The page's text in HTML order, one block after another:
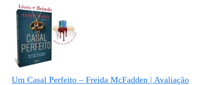
Um Casal Perfeito – Freida McFadden | Avaliação